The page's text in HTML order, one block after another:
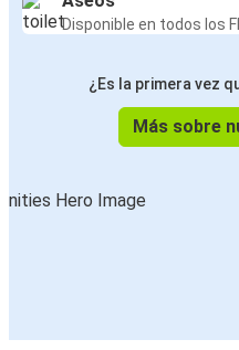
Disponible en todos los
¿Es la primera vez
Más sobre